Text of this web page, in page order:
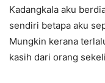
Kadangkala aku
sendiri betapa aku
Mungkin kerana
kasih dari orang